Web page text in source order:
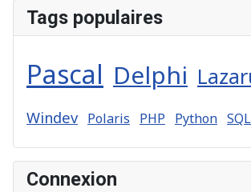
Tags populaires
Pascal Delphi
Windev Polaris PHP Python SQL
Connexion